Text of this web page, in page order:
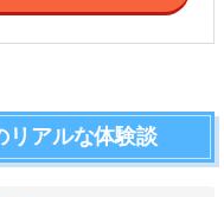
リアルな体験談